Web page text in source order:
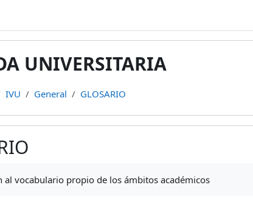
UNIVERSITARIA
IVU General GLOSARIO
al vocabulario propio de los ámbitos académicos